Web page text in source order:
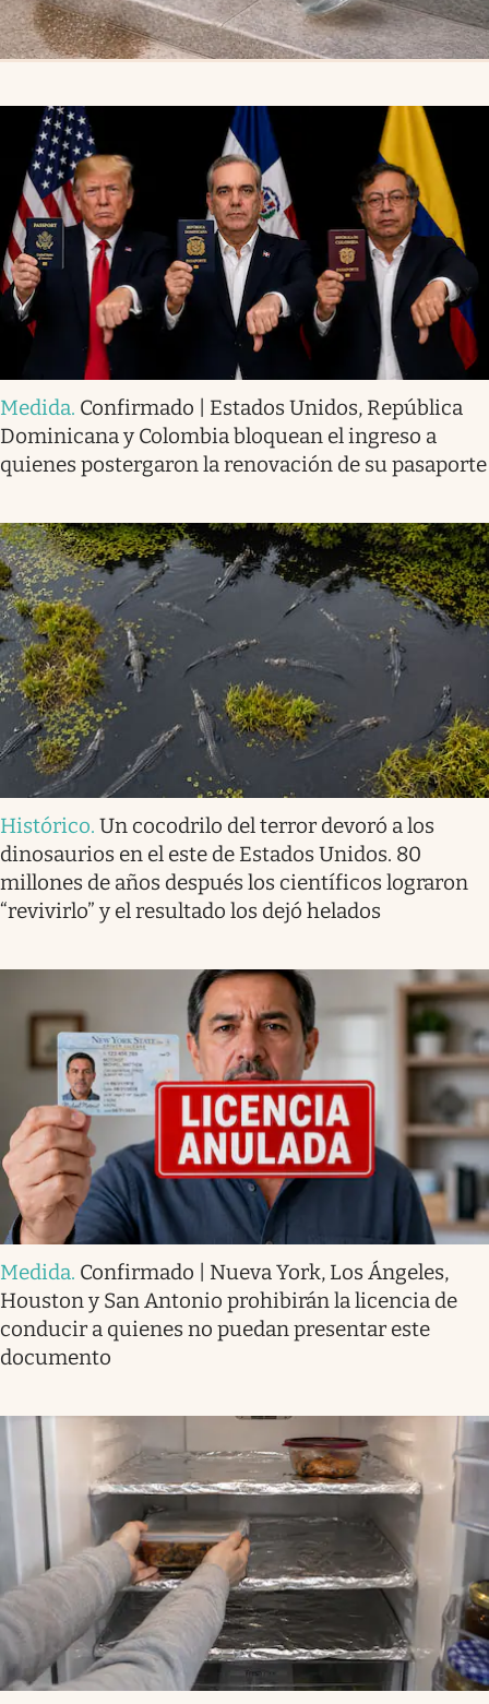
Medida. Confirmado | Estados Unidos, República
Dominicana y Colombia bloquean el ingreso a
quienes postergaron la renovación de su pasaporte
Histórico. Un cocodrilo del terror devoró a los
dinosaurios en el este de Estados Unidos. 80
millones de años después los científicos lograron
“revivirlo” y el resultado los dejó helados
Medida. Confirmado | Nueva York, Los Ángeles,
Houston y San Antonio prohibirán la licencia de
conducir a quienes no puedan presentar este
documento